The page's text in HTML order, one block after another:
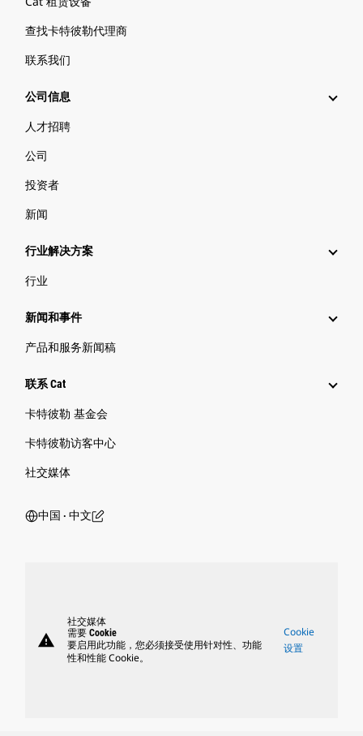
查找卡特彼勒代理商
联系我们
公司信息
人才招聘
公司
投资者
新闻
行业解决方案
行业
新闻和事件
产品和服务新闻稿
联系 Cat
卡特彼勒 基金会
卡特彼勒访客中心
社交媒体
中国 ‧ 中文
warning
社交媒体
需要 Cookie
要启用此功能，您必须接受使用针对性、功能
性和性能 Cookie。
Cookie
设置